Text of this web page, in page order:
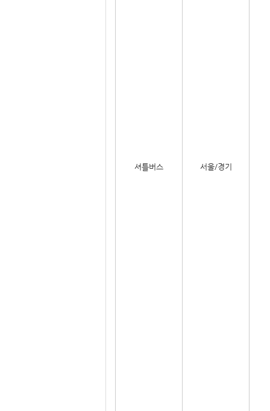
셔틀버스 서울/경기